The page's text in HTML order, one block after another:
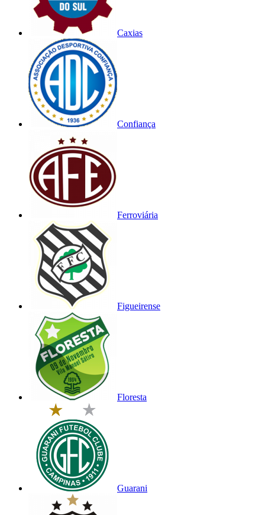
Caxias
Confiança
Ferroviária
Figueirense
Floresta
Guarani